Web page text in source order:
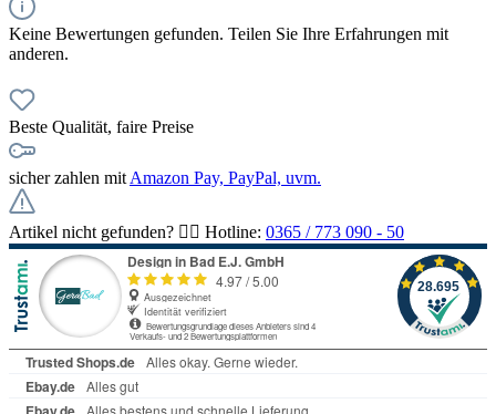
Keine Bewertungen gefunden. Teilen Sie Ihre Erfahrungen mit
anderen.
Beste Qualität, faire Preise
sicher zahlen mit Amazon Pay, PayPal, uvm.
Artikel nicht gefunden? 👉🏻 Hotline: 0365 / 773 090 - 50